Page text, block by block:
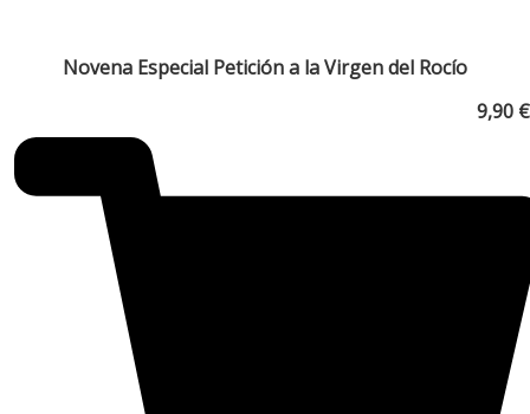
Novena Especial Petición a la Virgen del Rocío
9,90 €